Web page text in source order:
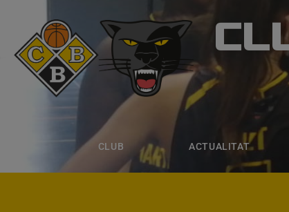
CLUB ACTUALITAT
CLUB
ACTUALITAT